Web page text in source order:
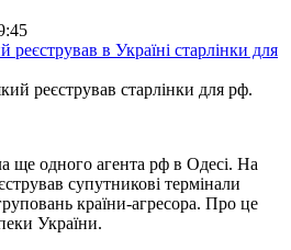
реєстрував старлінки для рф.
ще одного агента рф в Одесі. На
супутникові термінали
країни-агресора. Про це
України.